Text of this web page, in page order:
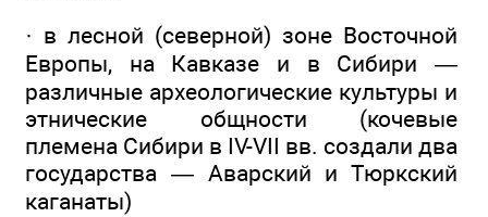
· в лесной (северной) зоне Восточной
Европы, на Кавказе и в Сибири —
различные археологические культуры и
этнические общности (кочевые
племена Сибири в IV-VII вв. создали два
государства — Аварский и Тюркский
каганаты)